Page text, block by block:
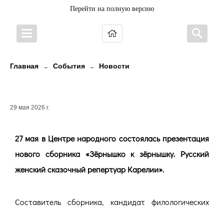
Перейти на полную версию
Главная → События → Новости
29 мая 2026 г.
27 мая в Центре народного состоялась презентация
нового сборника «Зёрнышко к зёрнышку. Русский
женский сказочный репертуар Карелии».
Составитель сборника, кандидат филологических